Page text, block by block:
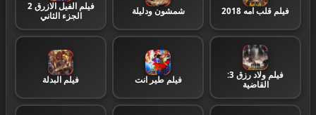
قنوات إخبارية 10
قنوات أطفال
فيلم قلب امه 2018 شمشون ودليلة
فيلم الفيل الازرق 2
الجزء الثاني
فيلم ولاد رزق 3:
القاضية
فيلم طير انت فيلم البدلة